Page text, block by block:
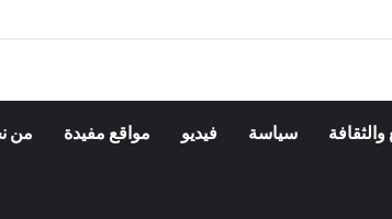
والثقافة سياسة فيديو مواقع مفيدة من